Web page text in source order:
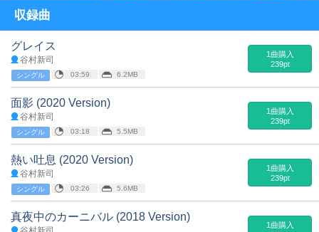
収録曲
グレイス
谷村新司
シングル 03:59 6.2MB
1曲購入
239pt
面影 (2020 Version)
谷村新司
シングル 03:18 5.5MB
1曲購入
239pt
熱い吐息 (2020 Version)
谷村新司
シングル 03:26 5.6MB
1曲購入
239pt
真夜中のカーニバル (2018 Version)
1曲購入